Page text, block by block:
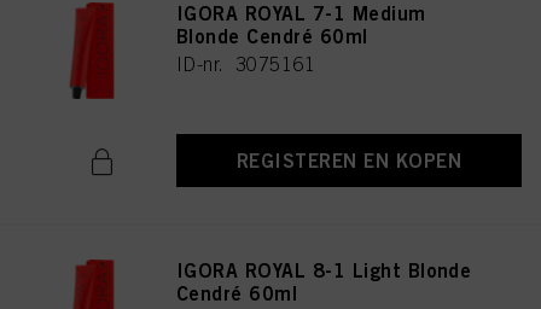
IGORA ROYAL 7-1 Medium
Blonde Cendré 60ml
ID-nr. 3075161
REGISTEREN EN KOPEN
IGORA ROYAL 8-1 Light Blonde
Cendré 60ml